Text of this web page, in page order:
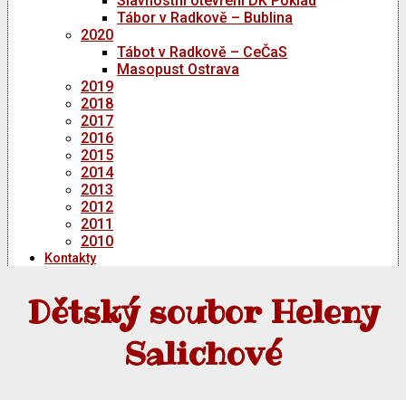
Tábor v Radkově – Bublina
2020
Tábot v Radkově – CeČaS
Masopust Ostrava
2019
2018
2017
2016
2015
2014
2013
2012
2011
2010
Kontakty
Dětský soubor Heleny
Salichové